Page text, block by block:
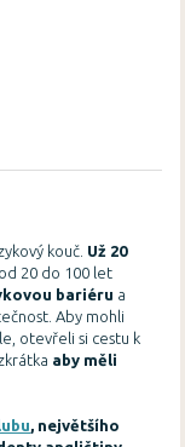
kouč. Už 20
20 do 100 let
bariéru a
Aby mohli
otevřeli si cestu k
aby měli
, největšího